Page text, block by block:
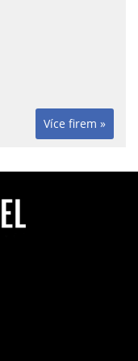
Více firem »